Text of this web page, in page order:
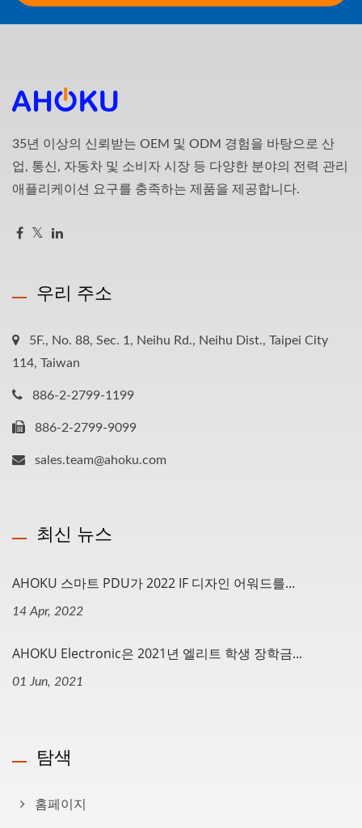
35년 이상의 신뢰받는 OEM 및 ODM 경험을 바탕으로 산
업, 통신, 자동차 및 소비자 시장 등 다양한 분야의 전력 관리
애플리케이션 요구를 충족하는 제품을 제공합니다.
우리 주소
5F., No. 88, Sec. 1, Neihu Rd., Neihu Dist., Taipei City
114, Taiwan
886-2-2799-1199
886-2-2799-9099
sales.team@ahoku.com
최신 뉴스
AHOKU 스마트 PDU가 2022 IF 디자인 어워드를...
14 Apr, 2022
AHOKU Electronic은 2021년 엘리트 학생 장학금...
01 Jun, 2021
탐색
홈페이지